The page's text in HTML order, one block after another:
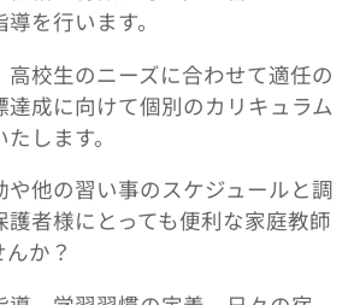
を行います。
校生のニーズに合わせて適任の
成に向けて個別のカリキュラム
します。
や他の習い事のスケジュールと調
者様にとっても便利な家庭教師
か？